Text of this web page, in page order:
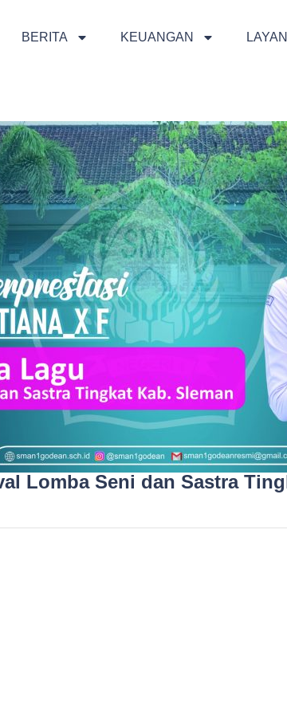
BERITA KEUANGAN
Lomba Seni dan Sastra